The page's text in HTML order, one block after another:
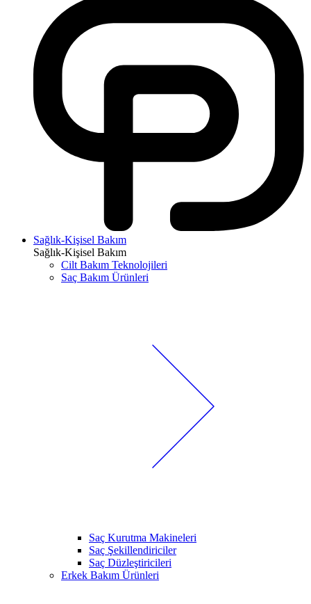
Sağlık-Kişisel Bakım
Sağlık-Kişisel Bakım
Cilt Bakım Teknolojileri
Saç Bakım Ürünleri
Saç Kurutma Makineleri
Saç Şekillendiriciler
Saç Düzleştiricileri
Erkek Bakım Ürünleri